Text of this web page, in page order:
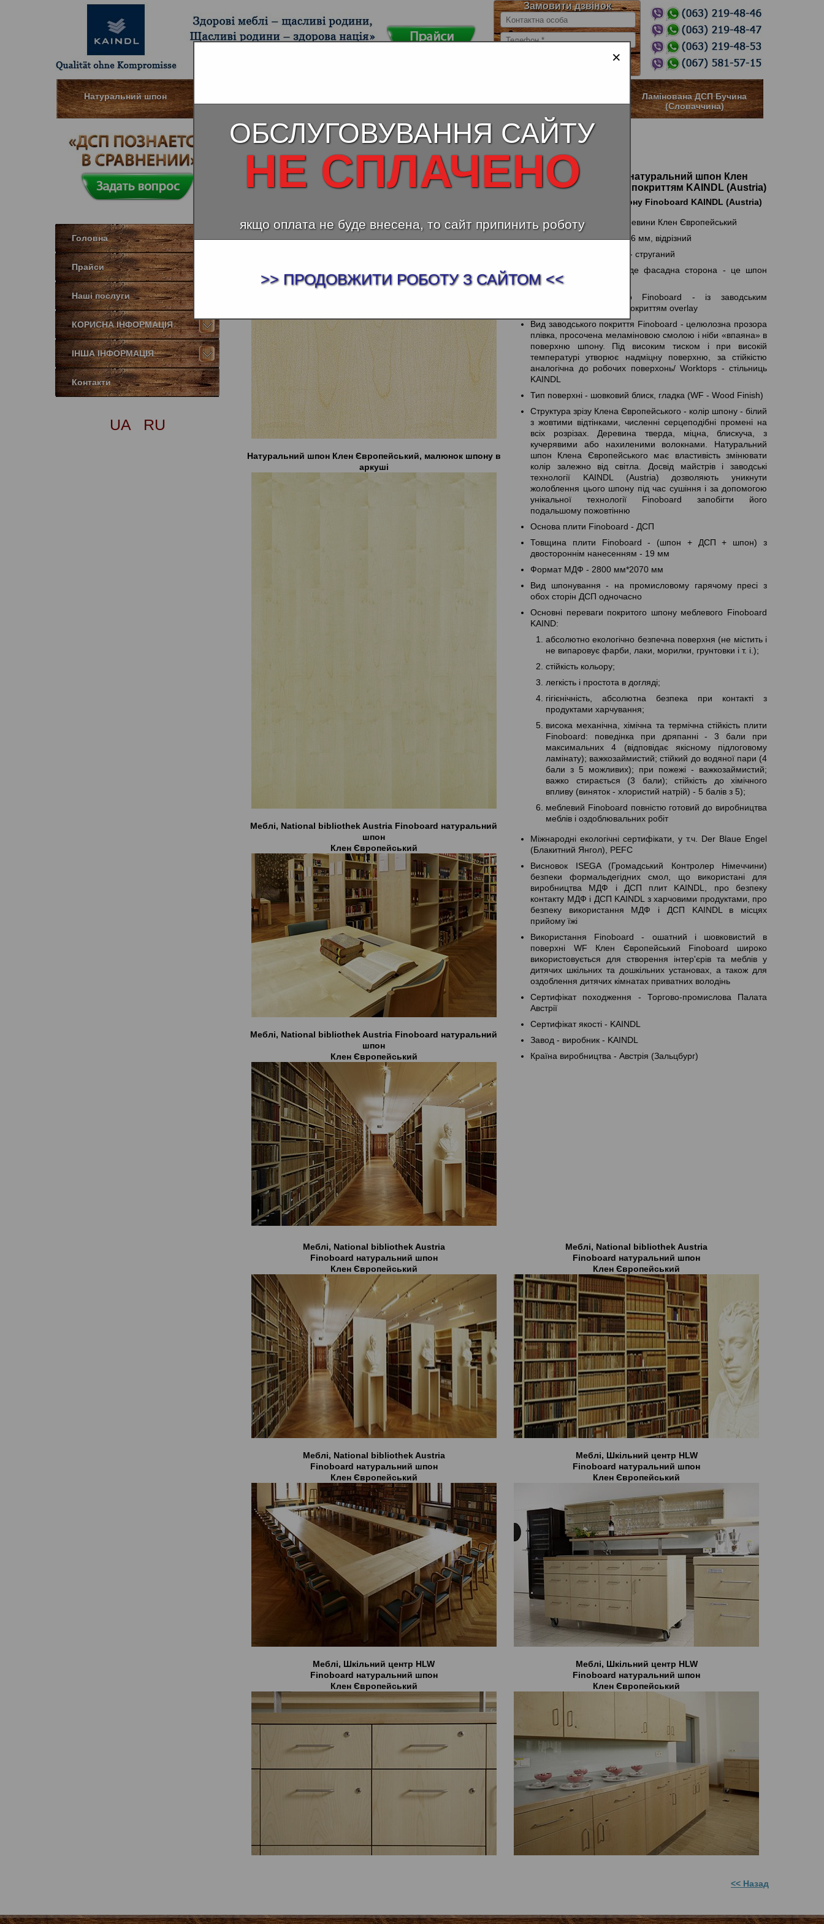
Замовити дзвінок
Натуральний шпон
(Austria)
Ламінована ДСП Бучина
(Словаччина)
Головна
Прайси
Наші послуги
КОРИСНА ІНФОРМАЦІЯ
ІНША ІНФОРМАЦІЯ
Контакти
UA RU
Клен Європейський
Натуральний шпон Клен Європейський, фрагмент малюнка
шпони
Натуральний шпон Клен Європейський, малюнок шпону в
аркуші
Меблі, National bibliothek Austria Finoboard натуральний
шпон
Клен Європейський
Меблі, National bibliothek Austria Finoboard натуральний
шпон
Клен Європейський
Меблевий Finoboard натуральний шпон Клен
Європейський з готовим покриттям KAINDL (Austria)
Колекція натурального шпону Finoboard KAINDL (Austria)
Порода дерева - зріз деревини Клен Європейський
Товщина і вид шпону - 0,6 мм, відрізний
Тип виробництва шпону - струганий
Якість шпону - А / В, де фасадна сторона - це шпон
категорії А - вищої якості
Особливості меблевого Finoboard - із заводським
захисним зносостійким покриттям overlay
Вид заводського покриття Finoboard - целюлозна прозора
плівка, просочена меламіновою смолою і ніби «впаяна» в
поверхню шпону. Під високим тиском і при високій
температурі утворює надміцну поверхню, за стійкістю
аналогічна до робочих поверхонь/ Worktops - стільниць
KAINDL
Тип поверхні - шовковий блиск, гладка (WF - Wood Finish)
Структура зрізу Клена Європейського - колір шпону - білий
з жовтими відтінками, численні серцеподібні промені на
всіх розрізах. Деревина тверда, міцна, блискуча, з
кучерявими або нахиленими волокнами. Натуральний
шпон Клена Європейського має властивість змінювати
колір залежно від світла. Досвід майстрів і заводські
технології KAINDL (Austria) дозволяють уникнути
жолоблення цього шпону під час сушіння і за допомогою
унікальної технології Finoboard запобігти його
подальшому пожовтінню
Основа плити Finoboard - ДСП
Товщина плити Finoboard - (шпон + ДСП + шпон) з
двостороннім нанесенням - 19 мм
Формат МДФ - 2800 мм*2070 мм
Вид шпонування - на промисловому гарячому пресі з
обох сторін ДСП одночасно
Основні переваги покритого шпону меблевого Finoboard
KAIND:
абсолютно екологічно безпечна поверхня (не містить і
не випаровує фарби, лаки, морилки, грунтовки і т. і.);
стійкість кольору;
легкість і простота в догляді;
гігієнічність, абсолютна безпека при контакті з
продуктами харчування;
висока механічна, хімічна та термічна стійкість плити
Finoboard: поведінка при дряпанні - 3 бали при
максимальних 4 (відповідає якісному підлоговому
ламінату); важкозаймистий; стійкий до водяної пари (4
бали з 5 можливих); при пожежі - важкозаймистий;
важко стирається (3 бали); стійкість до хімічного
впливу (виняток - хлористий натрій) - 5 балів з 5);
меблевий Finoboard повністю готовий до виробництва
меблів і оздоблювальних робіт
Міжнародні екологічні сертифікати, у т.ч. Der Blaue Engel
(Блакитний Янгол), PEFC
Висновок ISEGA (Громадський Контролер Німеччини)
безпеки формальдегідних смол, що використані для
виробництва МДФ і ДСП плит KAINDL, про безпеку
контакту МДФ і ДСП KAINDL з харчовими продуктами, про
безпеку використання МДФ і ДСП KAINDL в місцях
прийому їжі
Використання Finoboard - ошатний і шовковистий в
поверхні WF Клен Європейський Finoboard широко
використовується для створення інтер'єрів та меблів у
дитячих шкільних та дошкільних установах, а також для
оздоблення дитячих кімнатах приватних володінь
Сертифікат походження - Торгово-промислова Палата
Австрії
Сертифікат якості - KAINDL
Завод - виробник - KAINDL
Країна виробництва - Австрія (Зальцбург)
Меблі, National bibliothek Austria
Finoboard натуральний шпон
Клен Європейський
Меблі, National bibliothek Austria
Finoboard натуральний шпон
Клен Європейський
Меблі, Шкільний центр HLW
Finoboard натуральний шпон
Клен Європейський
Меблі, National bibliothek Austria
Finoboard натуральний шпон
Клен Європейський
Меблі, Шкільний центр HLW
Finoboard натуральний шпон
Клен Європейський
Меблі, Шкільний центр HLW
Finoboard натуральний шпон
Клен Європейський
<< Назад
×
ОБСЛУГОВУВАННЯ САЙТУ
НЕ СПЛАЧЕНО
якщо оплата не буде внесена, то сайт припинить роботу
>> ПРОДОВЖИТИ РОБОТУ З САЙТОМ <<